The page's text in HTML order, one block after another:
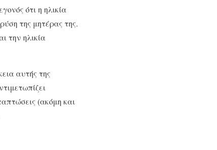
ότι η ηλικία
της μητέρας της.
την ηλικία
αυτής της
(ακόμη και